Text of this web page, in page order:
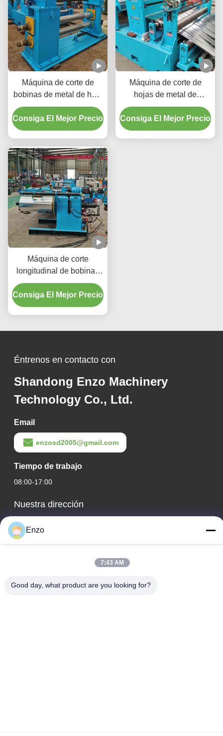
Máquina de corte de
bobinas de metal de hoja
de control de tensión de
1600 mm espesor de
bobina 3 mm 120 m/min
Consiga El Mejor Precio
Máquina de corte de
hojas de metal de
funcionamiento de
velocidad de bobina para
tira de cobre laminada en
Consiga El Mejor Precio
Máquina de corte
longitudinal de bobinas
de 50 m/min para la
producción de
componentes metálicos
de fabricación de
Consiga El Mejor Precio
Éntrenos en contacto con
Shandong Enzo Machinery
Technology Co., Ltd.
Email
enzosd2005@gmail.com
Tiempo de trabajo
08:00-17:00
Nuestra dirección
Dirección de la empresa
No 599, calle Zhangbei, condado de Huantai, ciudad de Zibo,
Dirección de la fábrica
No 553, calle Zhangbei, condado de Huantai, ciudad de Zibo,
provincia de Shandong.
Enzo
7:43 AM
Good day, what product are you looking for?